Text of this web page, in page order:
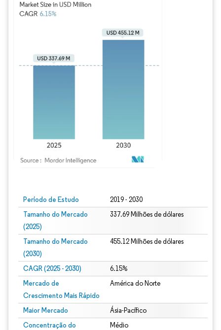
Período de Estudo 2019 - 2030
Tamanho do Mercado
(2025)
337.69 Milhões de dólares
Tamanho do Mercado
(2030)
455.12 Milhões de dólares
CAGR (2025 - 2030) 6.15%
Mercado de
Crescimento Mais Rápido
América do Norte
Maior Mercado Ásia-Pacífico
Concentração do
Médio